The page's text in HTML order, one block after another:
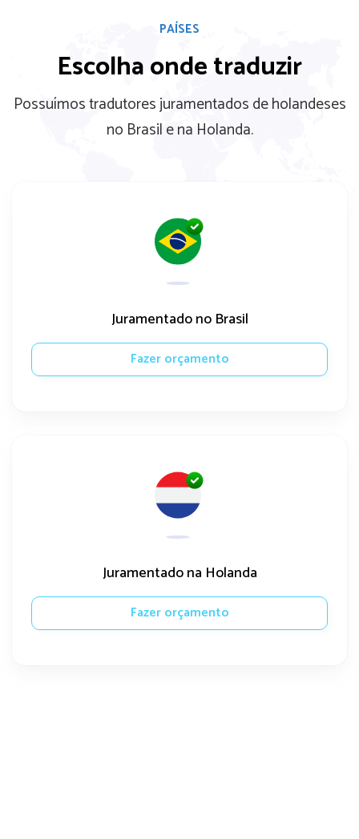
PAÍSES
Escolha onde traduzir
Possuímos tradutores juramentados de holandeses
no Brasil e na Holanda.
Juramentado no Brasil
Fazer orçamento
Juramentado na Holanda
Fazer orçamento